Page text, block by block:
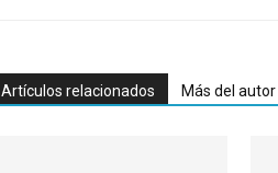
Artículos relacionados Más del autor